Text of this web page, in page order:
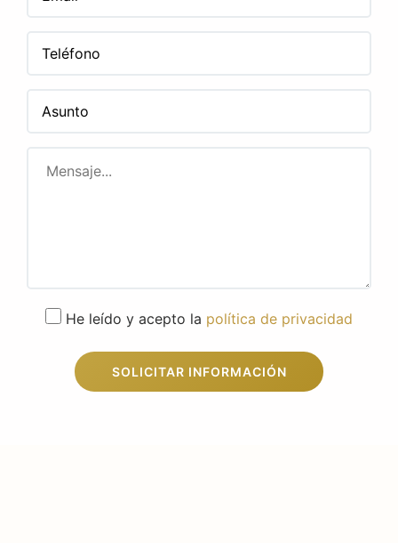
He leído y acepto la política de privacidad